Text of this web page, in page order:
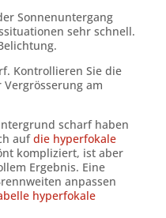
Sonnenuntergang
sehr schnell.
Kontrollieren Sie die
am
scharf haben
aufdie hyperfokale
kompliziert, ist aber
Ergebnis. Eine
anpassen
hyperfokale